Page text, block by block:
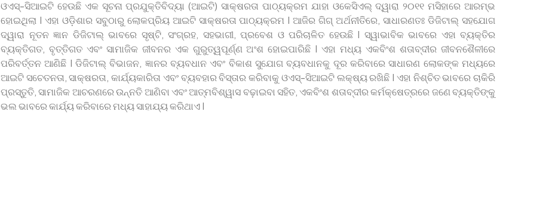
ଓଏସ୍-ସିଆଇଟି ହେଉଛି ଏକ ସୂଚନା ପ୍ରଯୁକ୍ତିବିଦ୍ୟା (ଆଇଟି) ସାକ୍ଷରତା ପାଠ୍ୟକ୍ରମ ଯାହା ଓକେସିଏଲ୍ ଦ୍ୱାରା ୨୦୧୧ ମସିହାରେ ଆରମ୍ଭ
ହୋଇଥିଲା I ଏହା ଓଡ଼ିଶାର ସବୁଠାରୁ ଲୋକପ୍ରିୟ ଆଇଟି ସାକ୍ଷରତା ପାଠ୍ୟକ୍ରମ I ଆଜିର ଗିଗ୍ ଅର୍ଥନୀତିରେ, ସାଧାରଣତଃ ଡିଜିଟାଲ୍ ସହଯୋଗ
ଦ୍ୱାରା ନୂତନ ଜ୍ଞାନ ଡିଜିଟାଲ୍ ଭାବରେ ସୃଷ୍ଟି, ସଂଗ୍ରହ, ସହଭାଗୀ, ପ୍ରବେଶ ଓ ପରିଚାଳିତ ହେଉଛି I ସ୍ୱାଭାବିକ ଭାବରେ ଏହା ବ୍ୟକ୍ତିର
ବ୍ୟକ୍ତିଗତ, ବୃତ୍ତିଗତ ଏବଂ ସାମାଜିକ ଜୀବନର ଏକ ଗୁରୁତ୍ୱପୂର୍ଣ୍ଣ ଅଂଶ ହୋଇପାରିଛି I ଏହା ମଧ୍ୟ ଏକବିଂଶ ଶତାବ୍ଦୀର ଜୀବନଶୈଳୀରେ
ପରିବର୍ତ୍ତନ ଆଣିଛି I ଡିଜିଟାଲ୍ ବିଭାଜନ, ଜ୍ଞାନର ବ୍ୟବଧାନ ଏବଂ ବିକାଶ ସୁଯୋଗ ବ୍ୟବଧାନକୁ ଦୂର କରିବାରେ ସାଧାରଣ ଲୋକଙ୍କ ମଧ୍ୟରେ
ଆଇଟି ସଚେତନତା, ସାକ୍ଷରତା, କାର୍ଯ୍ୟକାରିତା ଏବଂ ବ୍ୟବହାର ବିସ୍ତାର କରିବାକୁ ଓଏସ୍-ସିଆଇଟି ଲକ୍ଷ୍ୟ ରଖିଛି I ଏହା ନିଶ୍ଚିତ ଭାବରେ ଚାକିରି
ପ୍ରସ୍ତୁତି, ସାମାଜିକ ଆଚରଣରେ ଉନ୍ନତି ଆଣିବା ଏବଂ ଆତ୍ମବିଶ୍ୱାସ ବଢ଼ାଇବା ସହିତ, ଏକବିଂଶ ଶତାବ୍ଦୀର କର୍ମକ୍ଷେତ୍ରରେ ଜଣେ ବ୍ୟକ୍ତିଙ୍କୁ
ଭଲ ଭାବରେ କାର୍ଯ୍ୟ କରିବାରେ ମଧ୍ୟ ସାହାଯ୍ୟ କରିଥାଏ I